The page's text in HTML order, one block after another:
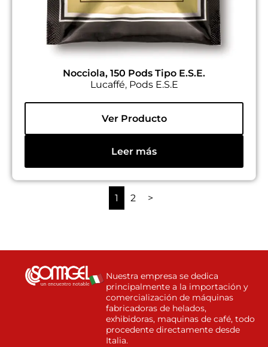
Nocciola, 150 Pods Tipo E.S.E.
Lucaffé, Pods E.S.E
Ver Producto
Leer más
1 2 >
Nuestra empresa se dedica
principalmente a la importación y
comercialización de máquinas
fabricadoras de helados,
exhibidoras, maquinas de café, todo
procedente directamente desde
Italia.